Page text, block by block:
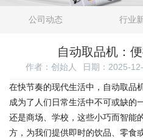
公司动态 行业
自动取品机：
作者：创始人 日期：2025-
在快节奏的现代生活中，自动取品
成为了人们日常生活中不可或缺的
还是商场、学校，这些小巧而智能
方，为我们提供即时的饮品、零食